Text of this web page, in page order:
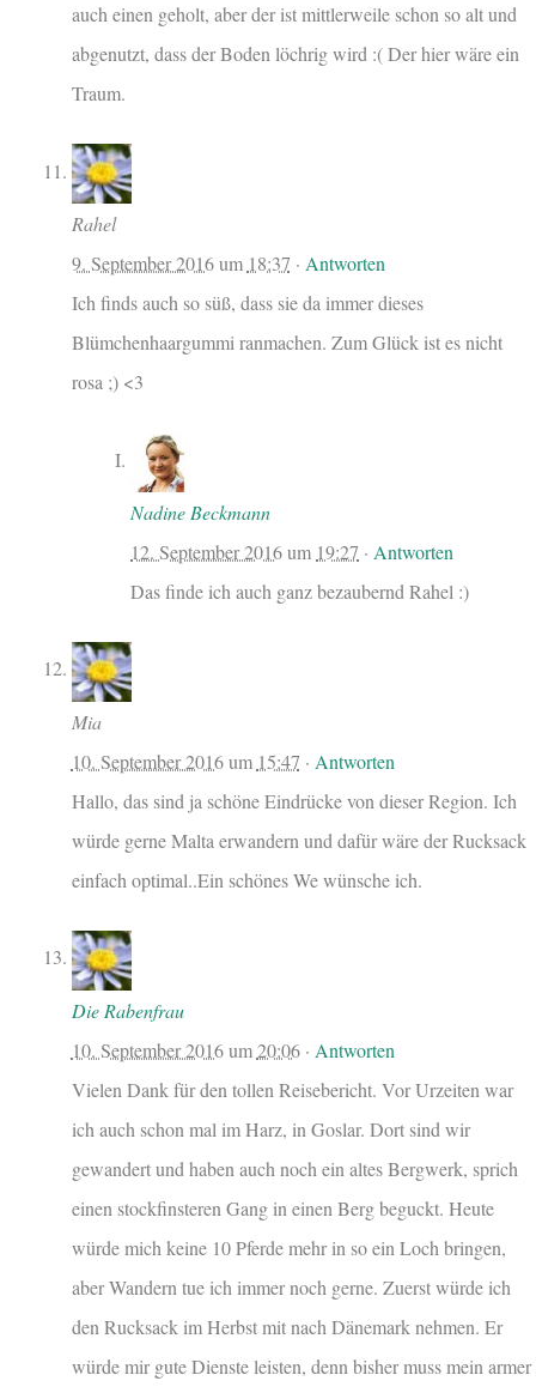
auch einen geholt, aber der ist mittlerweile schon so alt und
abgenutzt, dass der Boden löchrig wird :( Der hier wäre ein
Traum.
Rahel
9. September 2016um 18:37 · Antworten
Ich finds auch so süß, dass sie da immer dieses
Blümchenhaargummi ranmachen. Zum Glück ist es nicht
rosa ;) <3
Nadine Beckmann
12. September 2016um 19:27 · Antworten
Das finde ich auch ganz bezaubernd Rahel :)
Mia
10. September 2016um 15:47 · Antworten
Hallo, das sind ja schöne Eindrücke von dieser Region. Ich
würde gerne Malta erwandern und dafür wäre der Rucksack
einfach optimal..Ein schönes We wünsche ich.
Die Rabenfrau
10. September 2016um20:06· Antworten
Vielen Dank für den tollen Reisebericht. Vor Urzeiten war
ich auch schon mal im Harz, in Goslar. Dort sind wir
gewandert und haben auch noch ein altes Bergwerk, sprich
einen stockfinsteren Gang in einen Berg beguckt. Heute
würde mich keine 10 Pferde mehr in so ein Loch bringen,
aber Wandern tue ich immer noch gerne. Zuerst würde ich
den Rucksack im Herbst mit nach Dänemark nehmen. Er
würde mir gute Dienste leisten, denn bisher muss mein armer